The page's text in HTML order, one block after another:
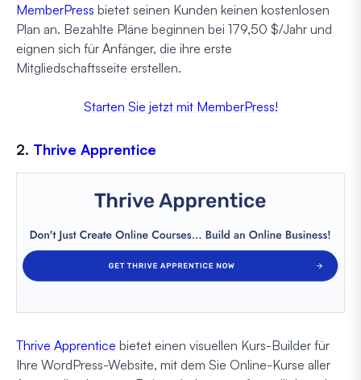
MemberPress bietet seinen Kunden keinen kostenlosen
Plan an. Bezahlte Pläne beginnen bei 179,50 $/Jahr und
eignen sich für Anfänger, die ihre erste
Mitgliedschaftsseite erstellen.
Starten Sie jetzt mit MemberPress!
2. Thrive Apprentice
Thrive Apprentice bietet einen visuellen Kurs-Builder für
Ihre WordPress-Website, mit dem Sie Online-Kurse aller